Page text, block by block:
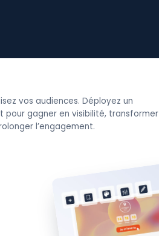
vos audiences. Déployez un
gagner en visibilité, transformer
l’engagement.